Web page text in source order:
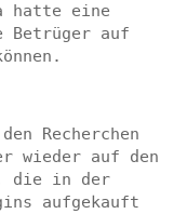
hatte eine
Betrüger auf
Recherchen
wieder auf den
die in der
aufgekauft